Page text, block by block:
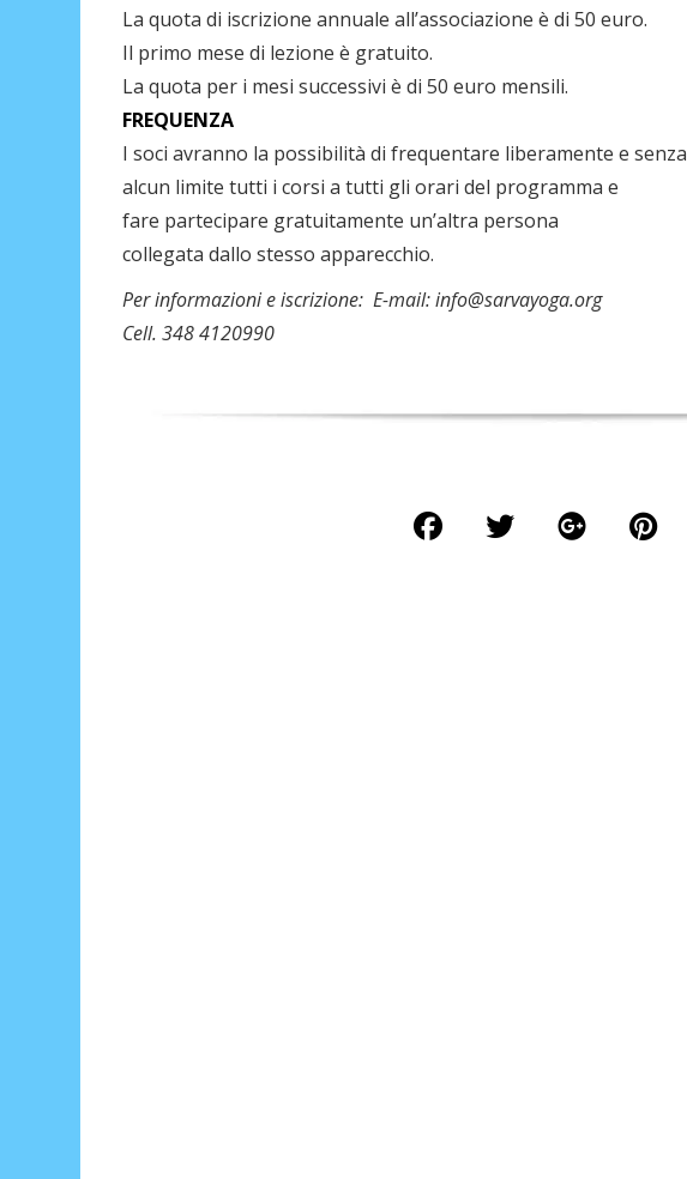
La quota di iscrizione annuale all’associazione è di 50 euro.
Il primo mese di lezione è gratuito.
La quota per i mesi successivi è di 50 euro mensili.
FREQUENZA
I soci avranno la possibilità di frequentare liberamente e senza
alcun limite tutti i corsi a tutti gli orari del programma e
fare partecipare gratuitamente un’altra persona
collegata dallo stesso apparecchio.
Per informazioni e iscrizione: E-mail: info@sarvayoga.org
Cell. 348 4120990